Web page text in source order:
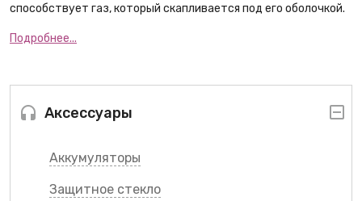
Аксессуары
Аккумуляторы
Защитное стекло
способствует газ, который скапливается под его оболочкой.
Подробнее...